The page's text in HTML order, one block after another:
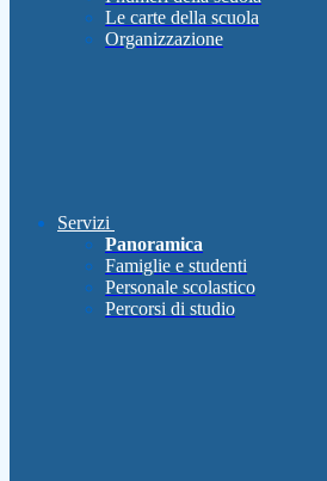
Le carte della scuola
Organizzazione
Servizi
Panoramica
Famiglie e studenti
Personale scolastico
Percorsi di studio